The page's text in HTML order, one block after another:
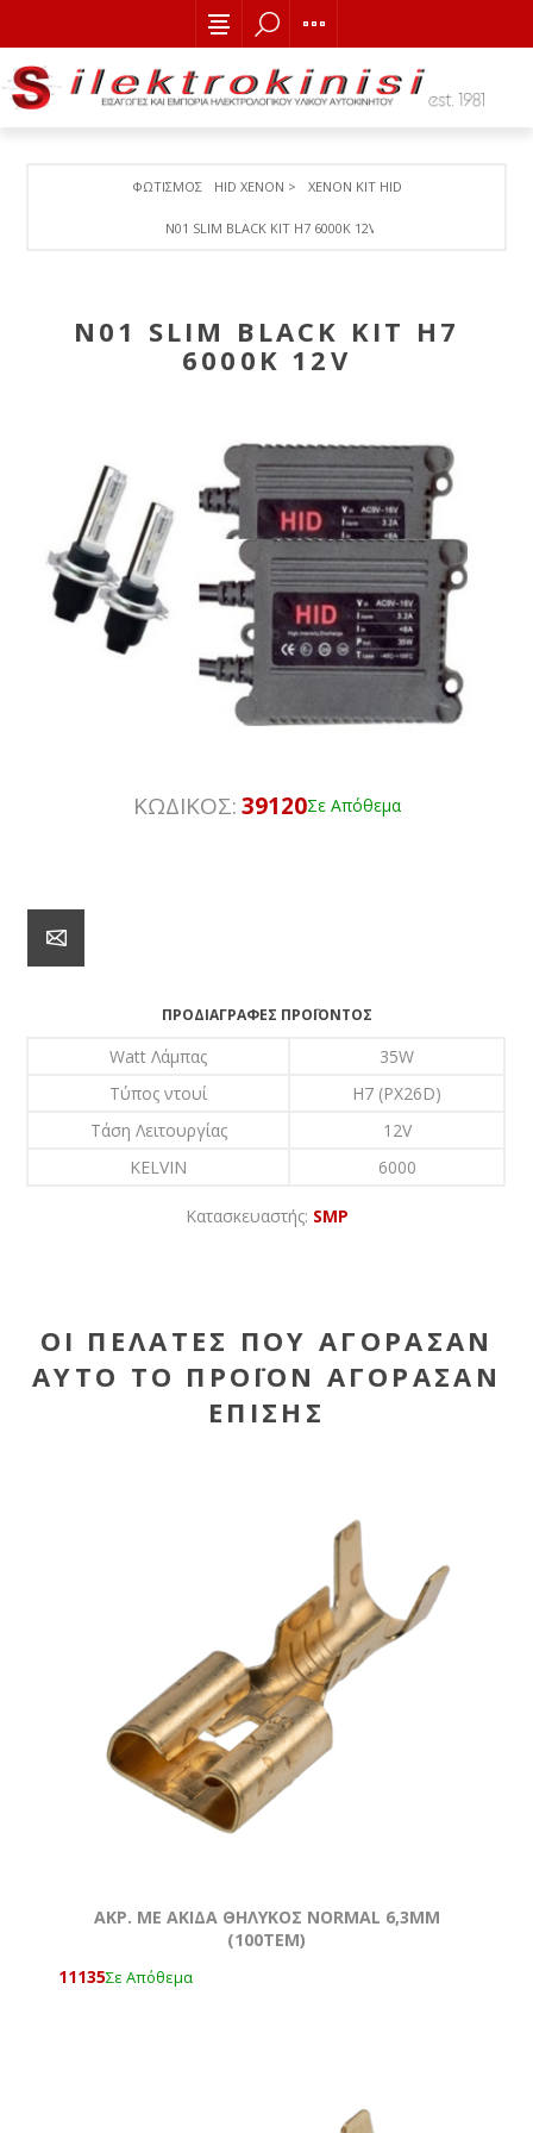
ΦΩΤΙΣΜΟΣ HID XENON > XENON ΚΙΤ HID
N01 SLIM BLACK KIT Η7 6000Κ 12V
N01 SLIM BLACK KIT Η7
6000Κ 12V
ΚΩΔΙΚΟΣ:39120Σε Απόθεμα
ΠΡΟΔΙΑΓΡΑΦΈΣ ΠΡΟΪΌΝΤΟΣ
Watt Λάμπας
35W
Τύπος ντουί
H7 (PX26D)
Τάση Λειτουργίας
12V
KELVIN
6000
Κατασκευαστής: SMP
ΟΙ ΠΕΛΆΤΕΣ ΠΟΥ ΑΓΌΡΑΣΑΝ
ΑΥΤΌ ΤΟ ΠΡΟΪΌΝ ΑΓΌΡΑΣΑΝ
ΕΠΊΣΗΣ
AKΡ. ΜΕ ΑΚΙΔΑ ΘΗΛΥΚΟΣ NORMAL 6,3ΜΜ
(100ΤΕΜ)
11135Σε Απόθεμα